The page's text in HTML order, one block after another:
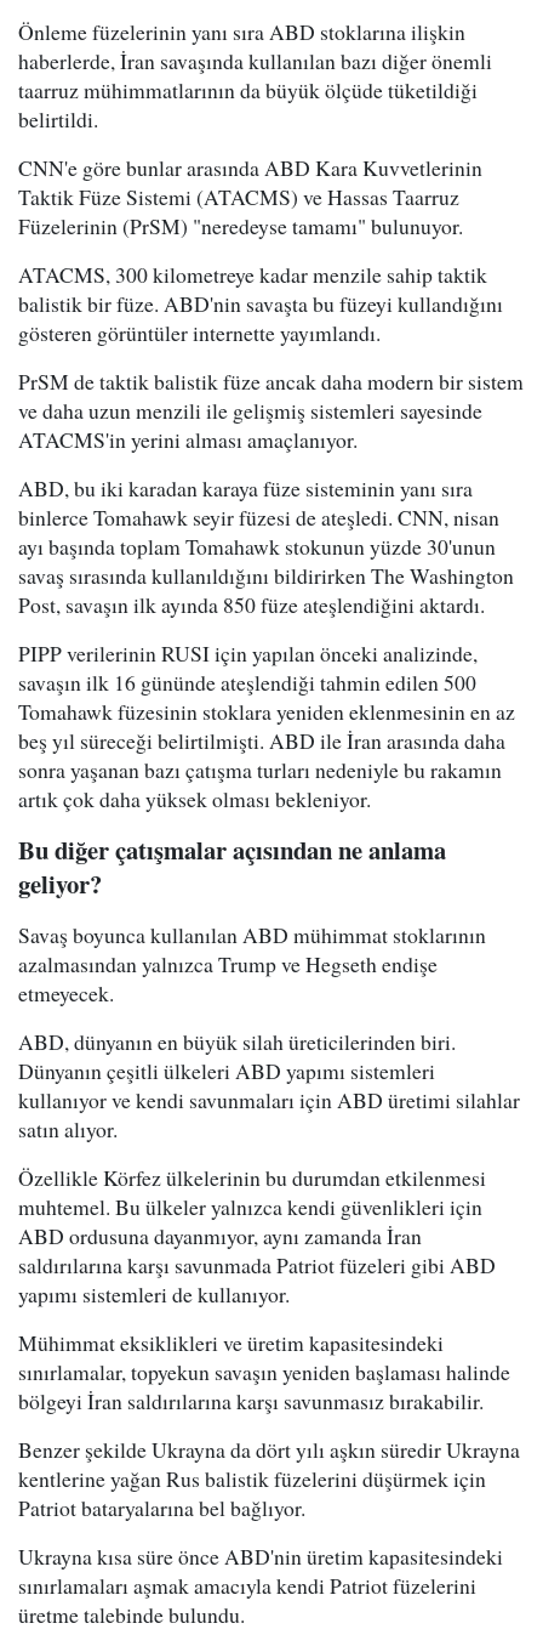
Önleme füzelerinin yanı sıra ABD stoklarına ilişkin
haberlerde, İran savaşında kullanılan bazı diğer önemli
taarruz mühimmatlarının da büyük ölçüde tüketildiği
belirtildi.
CNN'e göre bunlar arasında ABD Kara Kuvvetlerinin
Taktik Füze Sistemi (ATACMS) ve Hassas Taarruz
Füzelerinin (PrSM) "neredeyse tamamı" bulunuyor.
ATACMS, 300 kilometreye kadar menzile sahip taktik
balistik bir füze. ABD'nin savaşta bu füzeyi kullandığını
gösteren görüntüler internette yayımlandı.
PrSM de taktik balistik füze ancak daha modern bir sistem
ve daha uzun menzili ile gelişmiş sistemleri sayesinde
ATACMS'in yerini alması amaçlanıyor.
ABD, bu iki karadan karaya füze sisteminin yanı sıra
binlerce Tomahawk seyir füzesi de ateşledi. CNN, nisan
ayı başında toplam Tomahawk stokunun yüzde 30'unun
savaş sırasında kullanıldığını bildirirken The Washington
Post, savaşın ilk ayında 850 füze ateşlendiğini aktardı.
PIPP verilerinin RUSI için yapılan önceki analizinde,
savaşın ilk 16 gününde ateşlendiği tahmin edilen 500
Tomahawk füzesinin stoklara yeniden eklenmesinin en az
beş yıl süreceği belirtilmişti. ABD ile İran arasında daha
sonra yaşanan bazı çatışma turları nedeniyle bu rakamın
artık çok daha yüksek olması bekleniyor.
Bu diğer çatışmalar açısından ne anlama
geliyor?
Savaş boyunca kullanılan ABD mühimmat stoklarının
azalmasından yalnızca Trump ve Hegseth endişe
etmeyecek.
ABD, dünyanın en büyük silah üreticilerinden biri.
Dünyanın çeşitli ülkeleri ABD yapımı sistemleri
kullanıyor ve kendi savunmaları için ABD üretimi silahlar
satın alıyor.
Özellikle Körfez ülkelerinin bu durumdan etkilenmesi
muhtemel. Bu ülkeler yalnızca kendi güvenlikleri için
ABD ordusuna dayanmıyor, aynı zamanda İran
saldırılarına karşı savunmada Patriot füzeleri gibi ABD
yapımı sistemleri de kullanıyor.
Mühimmat eksiklikleri ve üretim kapasitesindeki
sınırlamalar, topyekun savaşın yeniden başlaması halinde
bölgeyi İran saldırılarına karşı savunmasız bırakabilir.
Benzer şekilde Ukrayna da dört yılı aşkın süredir Ukrayna
kentlerine yağan Rus balistik füzelerini düşürmek için
Patriot bataryalarına bel bağlıyor.
Ukrayna kısa süre önce ABD'nin üretim kapasitesindeki
sınırlamaları aşmak amacıyla kendi Patriot füzelerini
üretme talebinde bulundu.